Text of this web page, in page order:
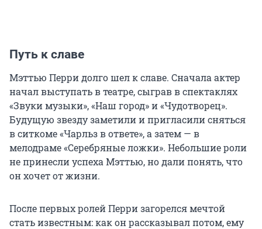
Путь к славе
Мэттью Перри долго шел к славе. Сначала актер
начал выступать в театре, сыграв в спектаклях
«Звуки музыки», «Наш город» и «Чудотворец».
Будущую звезду заметили и пригласили сняться
в ситкоме «Чарльз в ответе», а затем — в
мелодраме «Серебряные ложки». Небольшие роли
не принесли успеха Мэттью, но дали понять, что
он хочет от жизни.
После первых ролей Перри загорелся мечтой
стать известным: как он рассказывал потом, ему